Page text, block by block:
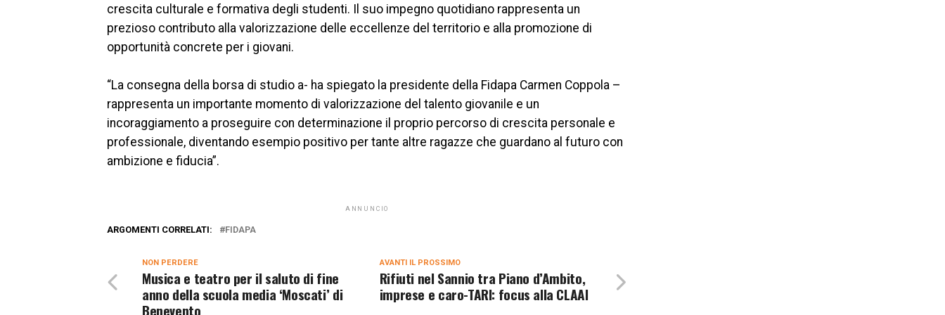
crescita culturale e formativa degli studenti. Il suo impegno quotidiano rappresenta un
prezioso contributo alla valorizzazione delle eccellenze del territorio e alla promozione di
opportunità concrete per i giovani.
“La consegna della borsa di studio a- ha spiegato la presidente della Fidapa Carmen Coppola –
rappresenta un importante momento di valorizzazione del talento giovanile e un
incoraggiamento a proseguire con determinazione il proprio percorso di crescita personale e
professionale, diventando esempio positivo per tante altre ragazze che guardano al futuro con
ambizione e fiducia”.
ANNUNCIO
ARGOMENTI CORRELATI: FIDAPA
AVANTI IL ​​PROSSIMO
Rifiuti nel Sannio tra Piano d’Ambito,
imprese e caro-TARI: focus alla CLAAI
NON PERDERE
Musica e teatro per il saluto di fine
anno della scuola media ‘Moscati’ di
Benevento